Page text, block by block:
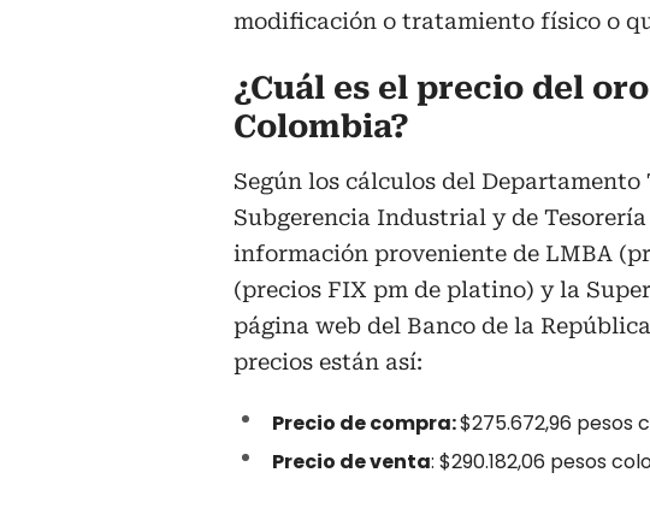
modificación o tratamiento físico o
¿Cuál es el precio del
Colombia?
Según los cálculos del
Subgerencia Industrial y de
información proveniente de LMBA
(precios FIX pm de platino) y la
página web del Banco de la
precios están así:
Precio de compra:$275.672,96 pesos
Precio de venta: $290.182,06 pesos